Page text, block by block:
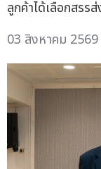
ลูกค้าได้เลือกสรร
03 สิงหาคม